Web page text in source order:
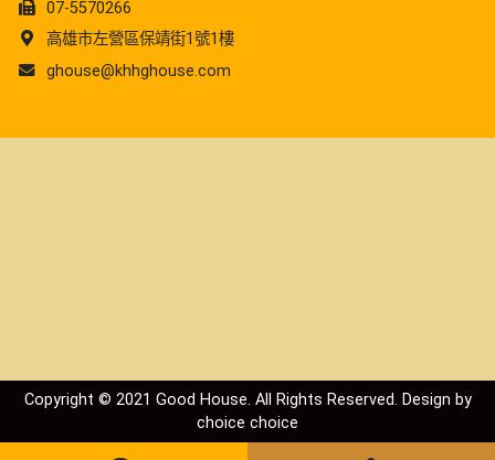
07-5570266
高雄市左營區保靖街1號1樓
ghouse@khhghouse.com
Copyright © 2021 Good House. All Rights Reserved. Design by
choice choice